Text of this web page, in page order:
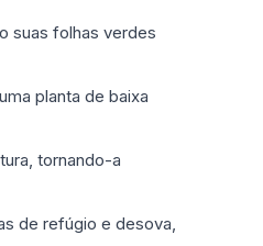
suas folhas verdes
planta de baixa
tornando-a
de refúgio e desova,